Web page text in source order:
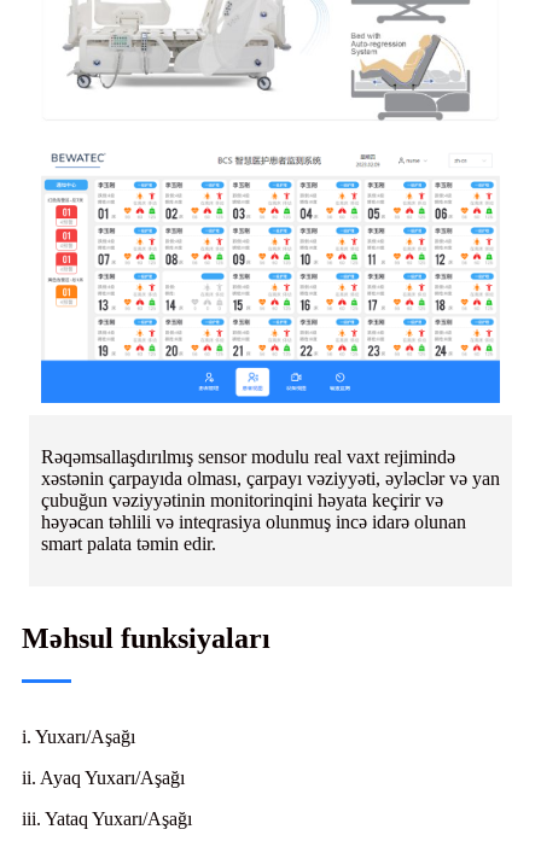
Rəqəmsallaşdırılmış sensor modulu real vaxt rejimində
xəstənin çarpayıda olması, çarpayı vəziyyəti, əyləclər və yan
çubuğun vəziyyətinin monitorinqini həyata keçirir və
həyəcan təhlili və inteqrasiya olunmuş incə idarə olunan
smart palata təmin edir.
Məhsul funksiyaları
i. Yuxarı/Aşağı
ii. Ayaq Yuxarı/Aşağı
iii. Yataq Yuxarı/Aşağı